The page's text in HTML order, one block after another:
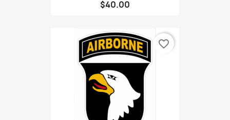
$40.00
favorite_border